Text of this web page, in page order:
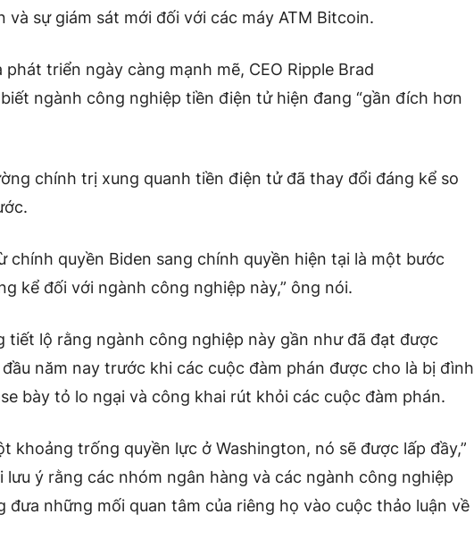
và sự giám sát mới đối với các máy ATM Bitcoin.
triển ngày càng mạnh mẽ, CEO Ripple Brad
ngành công nghiệp tiền điện tử hiện đang “gần đích hơn
chính trị xung quanh tiền điện tử đã thay đổi đáng kể so
chính quyền Biden sang chính quyền hiện tại là một bước
kể đối với ngành công nghiệp này,” ông nói.
tiết lộ rằng ngành công nghiệp này gần như đã đạt được
năm nay trước khi các cuộc đàm phán được cho là bị đình
bày tỏ lo ngại và công khai rút khỏi các cuộc đàm phán.
khoảng trống quyền lực ở Washington, nó sẽ được lấp đầy,”
lưu ý rằng các nhóm ngân hàng và các ngành công nghiệp
đưa những mối quan tâm của riêng họ vào cuộc thảo luận về